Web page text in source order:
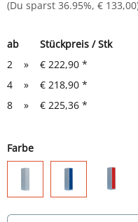
(Du sparst 36.95%, € 133,00
ab
Stückpreis / Stk
2
» € 222,90 *
4
» € 218,90 *
8
» € 225,36 *
Farbe